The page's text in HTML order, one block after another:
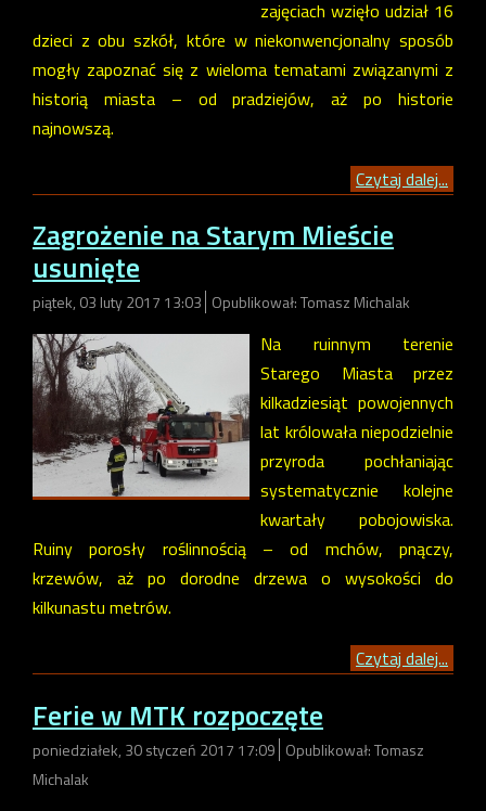
zajęciach wzięło udział 16
dzieci z obu szkół, które w niekonwencjonalny sposób
mogły zapoznać się z wieloma tematami związanymi z
historią miasta – od pradziejów, aż po historie
najnowszą.
Czytaj dalej...
Zagrożenie na Starym Mieście
usunięte
piątek, 03 luty 2017 13:03 Opublikował: Tomasz Michalak
Na ruinnym terenie
Starego Miasta przez
kilkadziesiąt powojennych
lat królowała niepodzielnie
przyroda pochłaniając
systematycznie kolejne
kwartały pobojowiska.
Ruiny porosły roślinnością – od mchów, pnączy,
krzewów, aż po dorodne drzewa o wysokości do
kilkunastu metrów.
Czytaj dalej...
Ferie w MTK rozpoczęte
poniedziałek, 30 styczeń 2017 17:09 Opublikował: Tomasz
Michalak